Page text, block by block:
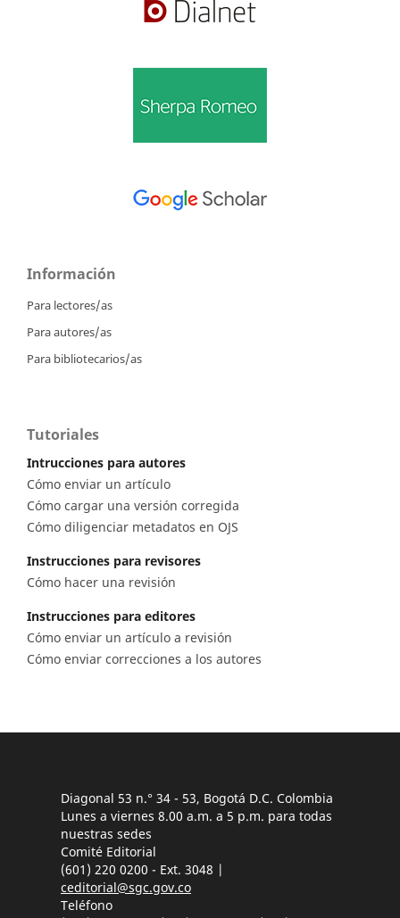
Información
Para lectores/as
Para autores/as
Para bibliotecarios/as
Tutoriales
Intrucciones para autores
Cómo enviar un artículo
Cómo cargar una versión corregida
Cómo diligenciar metadatos en OJS
Instrucciones para revisores
Cómo hacer una revisión
Instrucciones para editores
Cómo enviar un artículo a revisión
Cómo enviar correcciones a los autores
Diagonal 53 n.° 34 - 53, Bogotá D.C. Colombia
Lunes a viernes 8.00 a.m. a 5 p.m. para todas
nuestras sedes
Comité Editorial
(601) 220 0200 - Ext. 3048 |
ceditorial@sgc.gov.co
Teléfono